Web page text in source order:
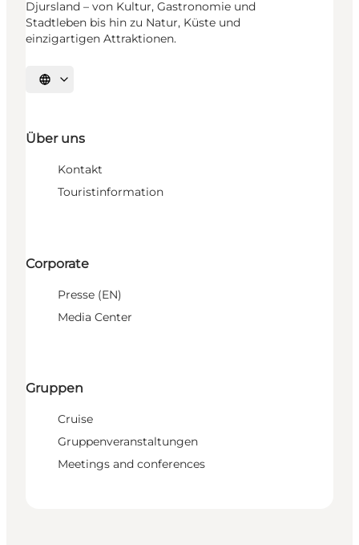
Djursland – von Kultur, Gastronomie und
Stadtleben bis hin zu Natur, Küste und
einzigartigen Attraktionen.
Sprache auswählen
Über uns
Kontakt
Touristinformation
Corporate
Presse (EN)
Media Center
Gruppen
Cruise
Gruppenveranstaltungen
Meetings and conferences